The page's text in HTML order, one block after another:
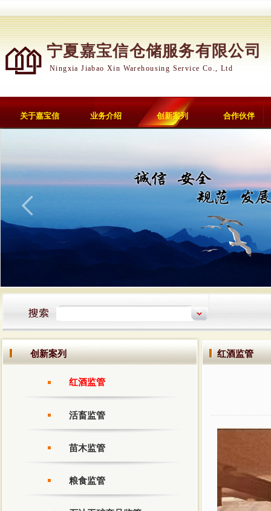
宁夏嘉宝信仓储服务有限公司
Ningxia Jiabao Xin Warehousing Service Co., Ltd
关于嘉宝信 业务介绍 创新案列 合作伙伴
创新案列
红酒监管
活畜监管
苗木监管
粮食监管
红酒监管